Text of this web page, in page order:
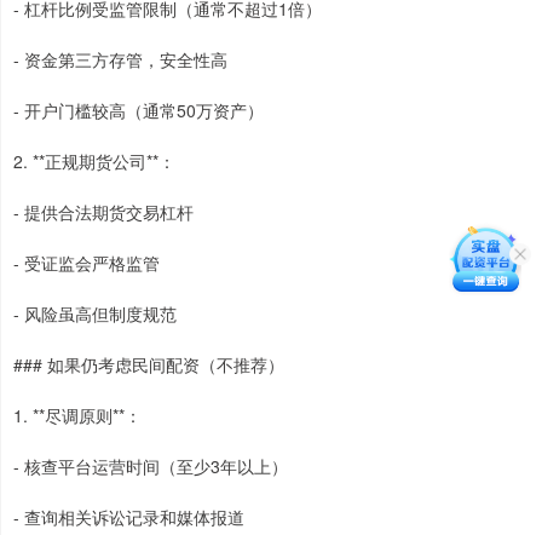
- 杠杆比例受监管限制（通常不超过1倍）
- 资金第三方存管，安全性高
- 开户门槛较高（通常50万资产）
2. **正规期货公司**：
- 提供合法期货交易杠杆
- 受证监会严格监管
- 风险虽高但制度规范
### 如果仍考虑民间配资（不推荐）
1. **尽调原则**：
- 核查平台运营时间（至少3年以上）
- 查询相关诉讼记录和媒体报道